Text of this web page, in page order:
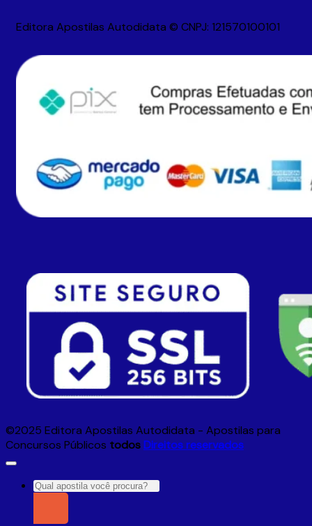
Editora Apostilas Autodidata © CNPJ: 121570100101
©2025 Editora Apostilas Autodidata - Apostilas para
Concursos Públicos todosDireitos reservados
Pesquisar